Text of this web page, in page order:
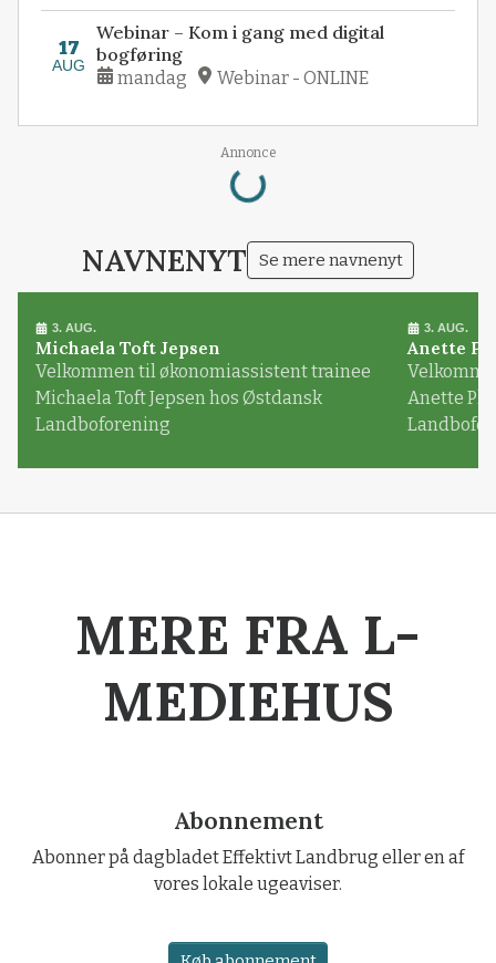
17
AUG
Webinar – Kom i gang med digital
bogføring
mandag Webinar - ONLINE
Annonce
Loading...
NAVNENYT Se mere navnenyt
3. AUG.
Michaela Toft Jepsen
Velkommen til økonomiassistent trainee
Michaela Toft Jepsen hos Østdansk
Landboforening
3. AUG.
Anette
Anette
MERE FRA L-
MEDIEHUS
Abonnement
Abonner på dagbladet Effektivt Landbrug eller en af
vores lokale ugeaviser.